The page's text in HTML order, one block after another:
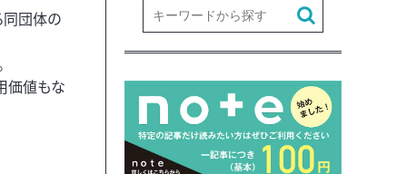
同団体の
価値もな